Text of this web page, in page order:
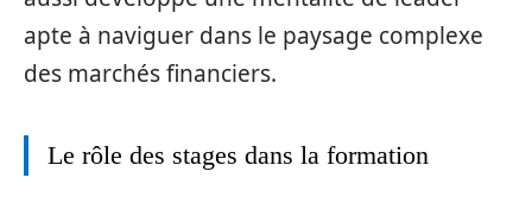
apte à naviguer dans le paysage complexe
des marchés financiers.
Le rôle des stages dans la formation